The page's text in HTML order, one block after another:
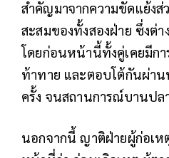
สำคัญมาจากความขัดแย้ง
สะสมของทั้งสองฝ่าย ซึ่ง
โดยก่อนหน้านี้ทั้งคู่เคยมีก
ท้าทาย และตอบโต้กันผ่าน
ครั้ง จนสถานการณ์บานปล
นอกจากนี้ ญาติฝ่ายผู้ก่อเห